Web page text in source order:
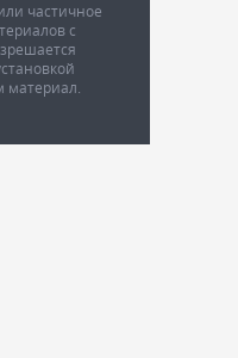
частичное
с
материал.